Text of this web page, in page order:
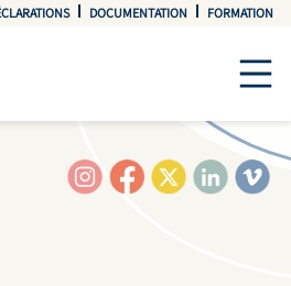
DOCUMENTATION FORMATION